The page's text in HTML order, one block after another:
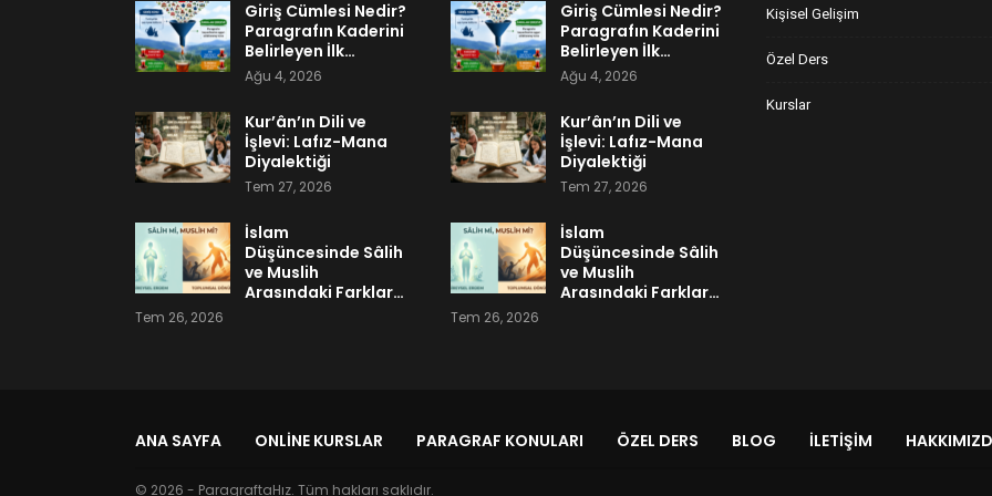
Giriş Cümlesi Nedir?
Paragrafın Kaderini
Belirleyen İlk…
Ağu 4, 2026
Kur’ân’ın Dili ve
İşlevi: Lafız-Mana
Diyalektiği
Tem 27, 2026
İslam
Düşüncesinde Sâlih
ve Muslih
Arasındaki Farklar…
Tem 26, 2026
Giriş Cümlesi Nedir?
Paragrafın Kaderini
Belirleyen İlk…
Ağu 4, 2026
Kur’ân’ın Dili ve
İşlevi: Lafız-Mana
Diyalektiği
Tem 27, 2026
İslam
Düşüncesinde Sâlih
ve Muslih
Arasındaki Farklar…
Tem 26, 2026
Kişisel Gelişim
Özel Ders
Kurslar
ANA SAYFA ONLINE KURSLAR PARAGRAF KONULARI ÖZEL DERS BLOG İLETIŞIM
© 2026 - ParagraftaHız. Tüm hakları saklıdır.